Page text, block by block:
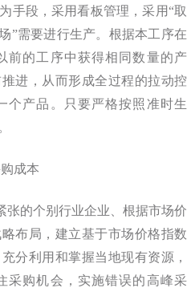
手段，采用看板管理，采用“取
”需要进行生产。根据本工序在
前的工序中获得相同数量的产
进，从而形成全过程的拉动控
个产品。只要严格按照准时生
成本
张的个别行业企业、根据市场价
布局，建立基于市场价格指数
分利用和掌握当地现有资源，
采购机会，实施错误的高峰采